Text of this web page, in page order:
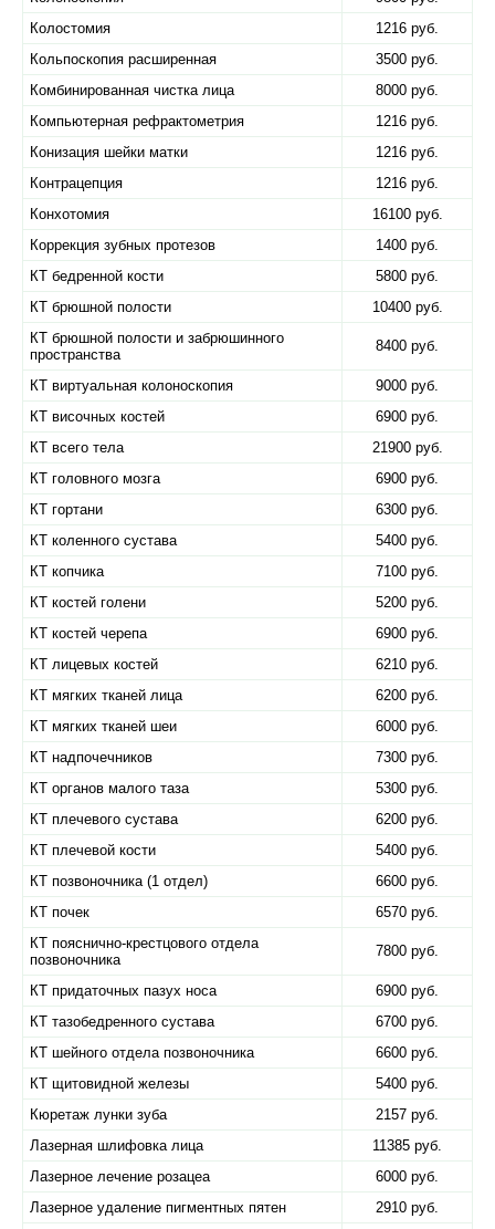
Колостомия
1216 руб.
Кольпоскопия расширенная
3500 руб.
Комбинированная чистка лица
8000 руб.
Компьютерная рефрактометрия
1216 руб.
Конизация шейки матки
1216 руб.
Контрацепция
1216 руб.
Конхотомия
16100 руб.
Коррекция зубных протезов
1400 руб.
КТ бедренной кости
5800 руб.
КТ брюшной полости
10400 руб.
КТ брюшной полости и забрюшинного
пространства
8400 руб.
КТ виртуальная колоноскопия
9000 руб.
КТ височных костей
6900 руб.
КТ всего тела
21900 руб.
КТ головного мозга
6900 руб.
КТ гортани
6300 руб.
КТ коленного сустава
5400 руб.
КТ копчика
7100 руб.
КТ костей голени
5200 руб.
КТ костей черепа
6900 руб.
КТ лицевых костей
6210 руб.
КТ мягких тканей лица
6200 руб.
КТ мягких тканей шеи
6000 руб.
КТ надпочечников
7300 руб.
КТ органов малого таза
5300 руб.
КТ плечевого сустава
6200 руб.
КТ плечевой кости
5400 руб.
КТ позвоночника (1 отдел)
6600 руб.
КТ почек
6570 руб.
КТ пояснично-крестцового отдела
позвоночника
7800 руб.
КТ придаточных пазух носа
6900 руб.
КТ тазобедренного сустава
6700 руб.
КТ шейного отдела позвоночника
6600 руб.
КТ щитовидной железы
5400 руб.
Кюретаж лунки зуба
2157 руб.
Лазерная шлифовка лица
11385 руб.
Лазерное лечение розацеа
6000 руб.
Лазерное удаление пигментных пятен
2910 руб.